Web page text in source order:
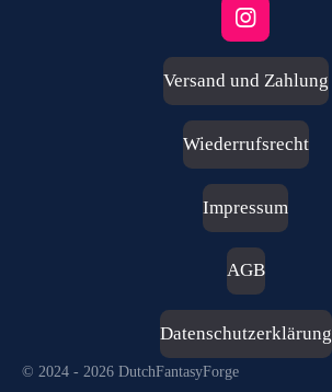
I
n
t
g
a
m
Versand und Zahlung
Wiederrufsrecht
Impressum
AGB
Datenschutzerklärung
© 2024 - 2026 DutchFantasyForge